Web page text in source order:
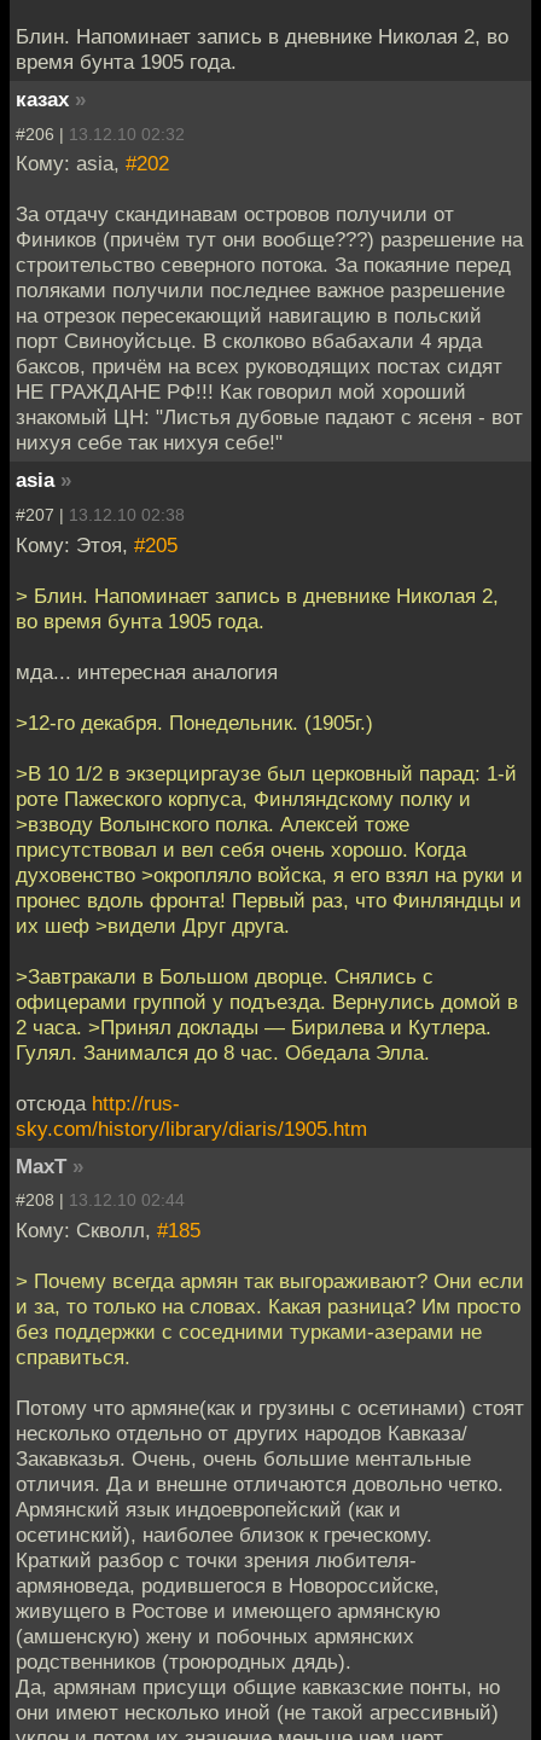
Блин. Напоминает запись в дневнике Николая 2, во
время бунта 1905 года.
казах »
#206 | 13.12.10 02:32
Кому: asia, #202
За отдачу скандинавам островов получили от
Фиников (причём тут они вообще???) разрешение на
строительство северного потока. За покаяние перед
поляками получили последнее важное разрешение
на отрезок пересекающий навигацию в польский
порт Свиноуйсьце. В сколково вбабахали 4 ярда
баксов, причём на всех руководящих постах сидят
НЕ ГРАЖДАНЕ РФ!!! Как говорил мой хороший
знакомый ЦН: "Листья дубовые падают с ясеня - вот
нихуя себе так нихуя себе!"
asia »
#207 | 13.12.10 02:38
Кому: Этоя, #205
> Блин. Напоминает запись в дневнике Николая 2,
во время бунта 1905 года.
мда... интересная аналогия
>12-го декабря. Понедельник. (1905г.)
>В 10 1/2 в экзерциргаузе был церковный парад: 1-й
роте Пажеского корпуса, Финляндскому полку и
>взводу Волынского полка. Алексей тоже
присутствовал и вел себя очень хорошо. Когда
духовенство >окропляло войска, я его взял на руки и
пронес вдоль фронта! Первый раз, что Финляндцы и
их шеф >видели Друг друга.
>Завтракали в Большом дворце. Снялись с
офицерами группой у подъезда. Вернулись домой в
2 часа. >Принял доклады — Бирилева и Кутлера.
Гулял. Занимался до 8 час. Обедала Элла.
отсюда http://rus-
sky.com/history/library/diaris/1905.htm
MaxT »
#208 | 13.12.10 02:44
Кому: Скволл, #185
> Почему всегда армян так выгораживают? Они если
и за, то только на словах. Какая разница? Им просто
без поддержки с соседними турками-азерами не
справиться.
Потому что армяне(как и грузины с осетинами) стоят
несколько отдельно от других народов Кавказа/
Закавказья. Очень, очень большие ментальные
отличия. Да и внешне отличаются довольно четко.
Армянский язык индоевропейский (как и
осетинский), наиболее близок к греческому.
Краткий разбор с точки зрения любителя-
армяноведа, родившегося в Новороссийске,
живущего в Ростове и имеющего армянскую
(амшенскую) жену и побочных армянских
родственников (троюродных дядь).
Да, армянам присущи общие кавказские понты, но
они имеют несколько иной (не такой агрессивный)